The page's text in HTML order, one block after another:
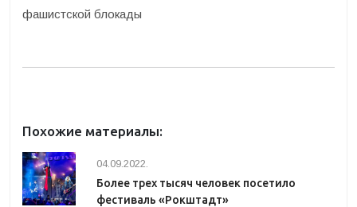
фашистской блокады
Похожие материалы:
04.09.2022.
Более трех тысяч человек посетило
фестиваль «Рокштадт»